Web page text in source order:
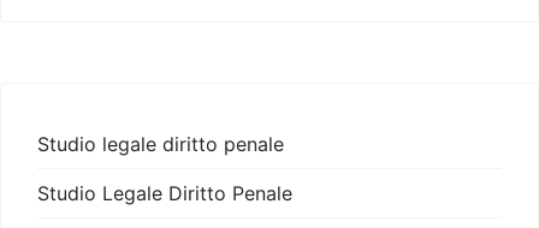
Studio legale diritto penale
Studio Legale Diritto Penale